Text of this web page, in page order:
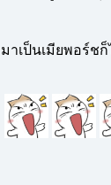
มาเป็นเมียพอร์ช